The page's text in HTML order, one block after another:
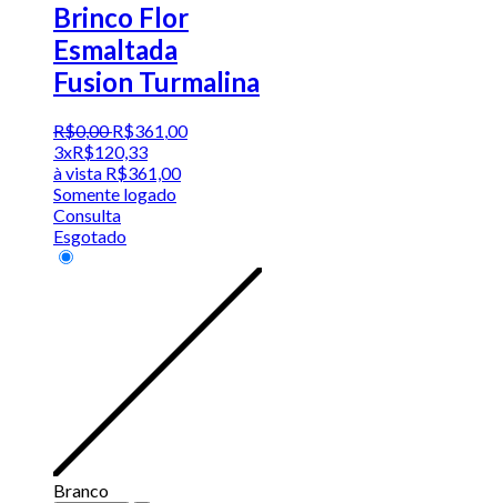
Brinco Flor
Esmaltada
Fusion Turmalina
R$0,00 R$361,00
3xR$120,33
à vista R$361,00
Somente logado
Consulta
Esgotado
Branco